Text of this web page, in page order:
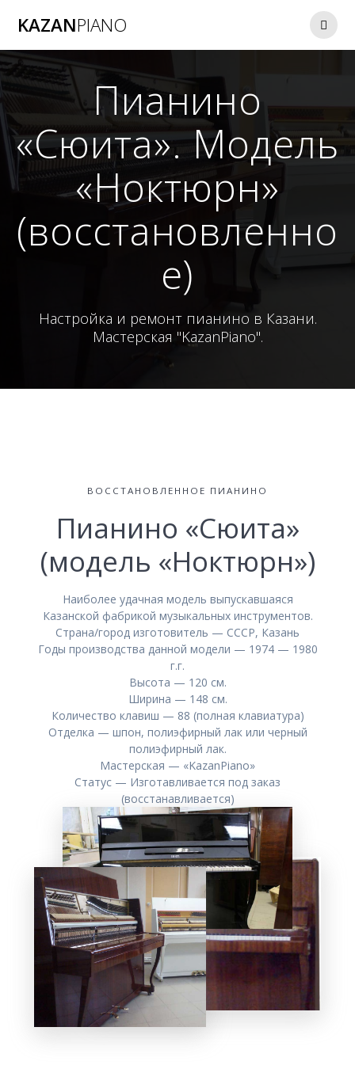
KAZANPIANO
Пианино
«Сюита». Модель
«Ноктюрн»
(восстановленно
е)
Настройка и ремонт пианино в Казани.
Мастерская "KazanPiano".
ВОССТАНОВЛЕННОЕ ПИАНИНО
Пианино «Сюита»
(модель «Ноктюрн»)
Наиболее удачная модель выпускавшаяся
Казанской фабрикой музыкальных инструментов.
Страна/город изготовитель — СССР, Казань
Годы производства данной модели — 1974 — 1980
г.г.
Высота — 120 см.
Ширина — 148 см.
Количество клавиш — 88 (полная клавиатура)
Отделка — шпон, полиэфирный лак или черный
полиэфирный лак.
Мастерская — «KazanPiano»
Статус — Изготавливается под заказ
(восстанавливается)